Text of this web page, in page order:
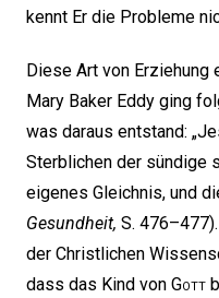
kennt Er die Probleme
Diese Art von Erziehung
Mary Baker Eddy ging
was daraus entstand:
Sterblichen der sündige
eigenes Gleichnis, und
Gesundheit, S.
der Christlichen
dass das Kind von Gott